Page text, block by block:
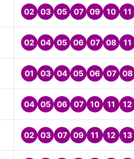
02 03 05 07 09 10 11
02 04 05 06 07 08 11
01 03 04 05 06 07 08
04 05 06 07 10 11 12
02 03 07 09 11 12 13